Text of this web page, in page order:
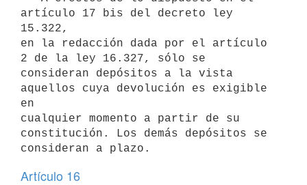
artículo 17 bis del decreto ley
15.322,
en la redacción dada por el artículo
2 de la ley 16.327, sólo se
consideran depósitos a la vista
aquellos cuya devolución es exigible
en
cualquier momento a partir de su
constitución. Los demás depósitos se
Artículo 16